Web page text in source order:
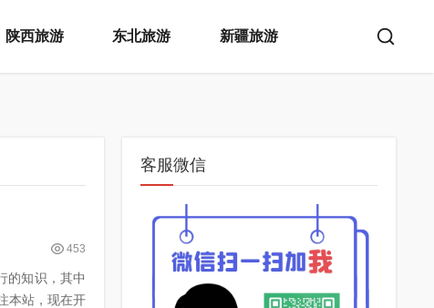
陕西旅游 东北旅游 新疆旅游
453
的知识，其中
本站，现在开
客服微信